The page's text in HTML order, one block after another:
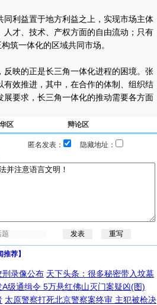
利益置于地方利益之上，实现市场主体
才、技术、产权方面的自由流动；只有
筑一体化的区域共同市场。
映的正是长三角一体化进程的困境。张
效推进，其中，在合作的体制、组织结
要求，长三角一体化的推动需要各方面
区 辩论区
匿名发表：
隐藏地址：
推荐】
刑录像公布 天下头条：很多秘密带入坟墓
A级通缉令 5万悬红佛山灭门案疑凶(图)
太原警察打死北京警察案终审 主犯被枪决